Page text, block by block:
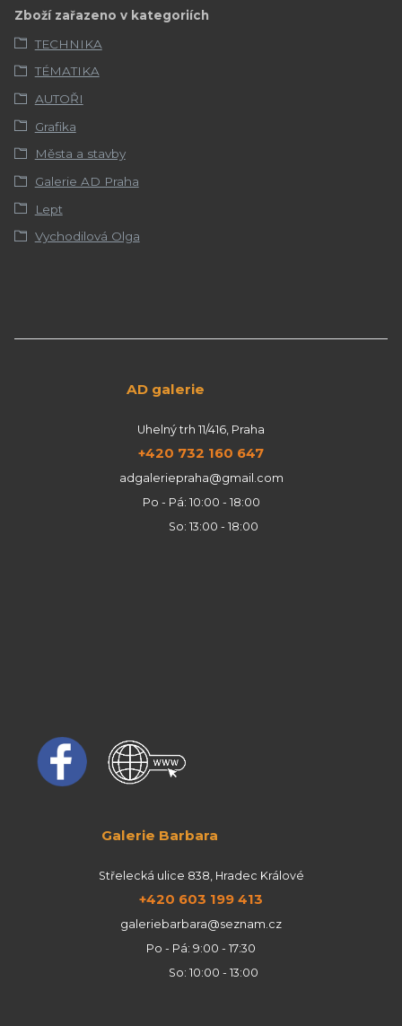
Zboží zařazeno v kategoriích
TECHNIKA
TÉMATIKA
AUTOŘI
Grafika
Města a stavby
Galerie AD Praha
Lept
Vychodilová Olga
AD galerie
Uhelný trh 11/416, Praha
+420 732 160 647
adgaleriepraha@gmail.com
Po - Pá: 10:00 - 18:00
So: 13:00 - 18:00
Galerie Barbara
Střelecká ulice 838, Hradec Králové
+420 603 199 413
galeriebarbara@seznam.cz
Po - Pá: 9:00 - 17:30
So: 10:00 - 13:00